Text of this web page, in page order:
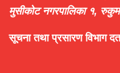
मुसीकोट नगरपालिका १,
सूचना तथा प्रसारण विभाग